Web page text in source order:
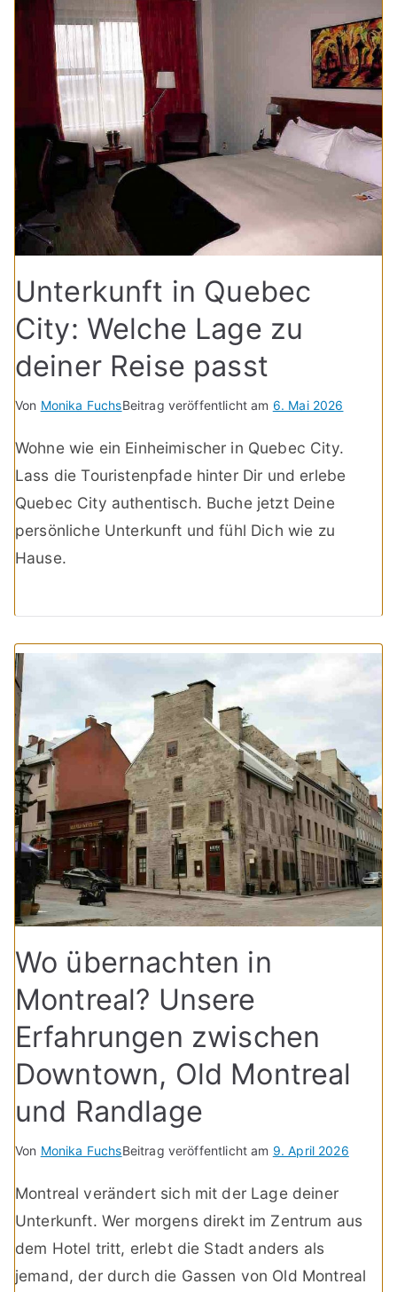
Unterkunft in Quebec
City: Welche Lage zu
deiner Reise passt
Von Monika FuchsBeitrag veröffentlicht am 6. Mai 2026
Wohne wie ein Einheimischer in Quebec City.
Lass die Touristenpfade hinter Dir und erlebe
Quebec City authentisch. Buche jetzt Deine
persönliche Unterkunft und fühl Dich wie zu
Hause.
Wo übernachten in
Montreal? Unsere
Erfahrungen zwischen
Downtown, Old Montreal
und Randlage
Von Monika FuchsBeitrag veröffentlicht am 9. April 2026
Montreal verändert sich mit der Lage deiner
Unterkunft. Wer morgens direkt im Zentrum aus
dem Hotel tritt, erlebt die Stadt anders als
jemand, der durch die Gassen von Old Montreal